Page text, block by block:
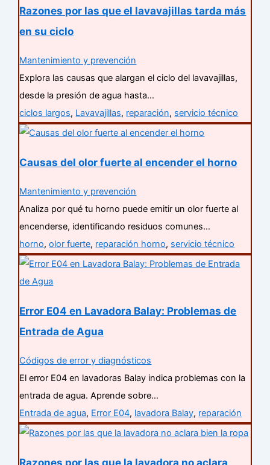
Razones por las que el lavavajillas tarda más
en su ciclo
Mantenimiento y prevención
Explora las causas que alargan el ciclo del lavavajillas,
desde la presión de agua hasta…
ciclos largos, Lavavajillas, reparación, servicio técnico
Causas del olor fuerte al encender el horno
Mantenimiento y prevención
Analiza por qué tu horno puede emitir un olor fuerte al
encenderse, identificando residuos comunes…
horno,olor fuerte, reparación horno, servicio técnico
Error E04 en Lavadora Balay: Problemas de
Entrada de Agua
Códigos de error y diagnósticos
El error E04 en lavadoras Balay indica problemas con la
entrada de agua. Aprende sobre…
Entrada de agua, Error E04, lavadora Balay, reparación
Razones por las que la lavadora no aclara